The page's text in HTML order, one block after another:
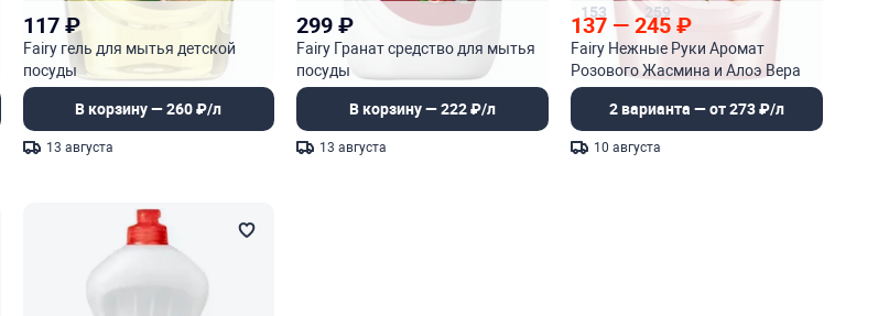
117 ₽
Fairy гель для мытья детской
посуды
В корзину — 260 ₽/л
13 августа
299₽
Fairy Гранат средство для мытья
посуды
В корзину — 222 ₽/л
13 августа
153
137 — 259
245₽
Fairy Нежные Руки Аромат
Розового Жасмина и Алоэ Вера
средство для мытья посуды
2 варианта — от 273 ₽/л
10 августа